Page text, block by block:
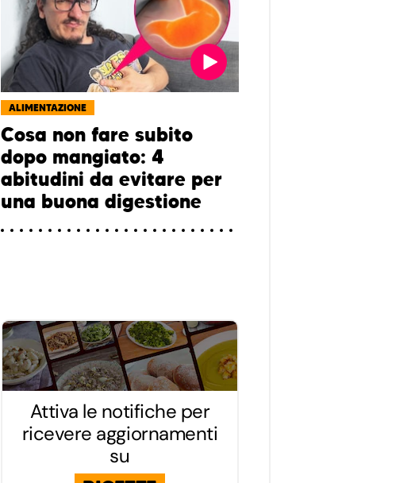
ALIMENTAZIONE
Cosa non fare subito
dopo mangiato: 4
abitudini da evitare per
una buona digestione
Attiva le notifiche per
ricevere aggiornamenti
su